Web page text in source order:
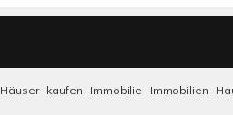
Häuser kaufen Immobilie Immobilien